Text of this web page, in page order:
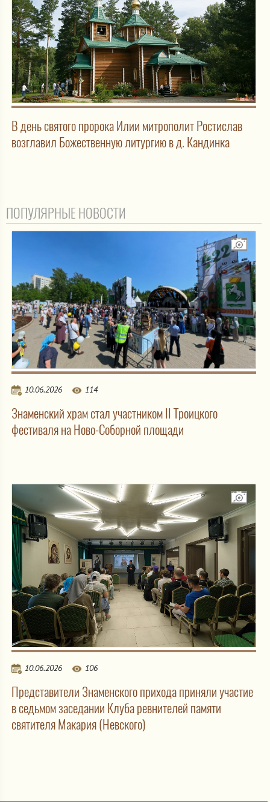
В день святого пророка Илии митрополит Ростислав
возглавил Божественную литургию в д. Кандинка
ПОПУЛЯРНЫЕ НОВОСТИ
10.06.2026 114
Знаменский храм стал участником II Троицкого
фестиваля на Ново-Соборной площади
10.06.2026 106
Представители Знаменского прихода приняли участие
в седьмом заседании Клуба ревнителей памяти
святителя Макария (Невского)